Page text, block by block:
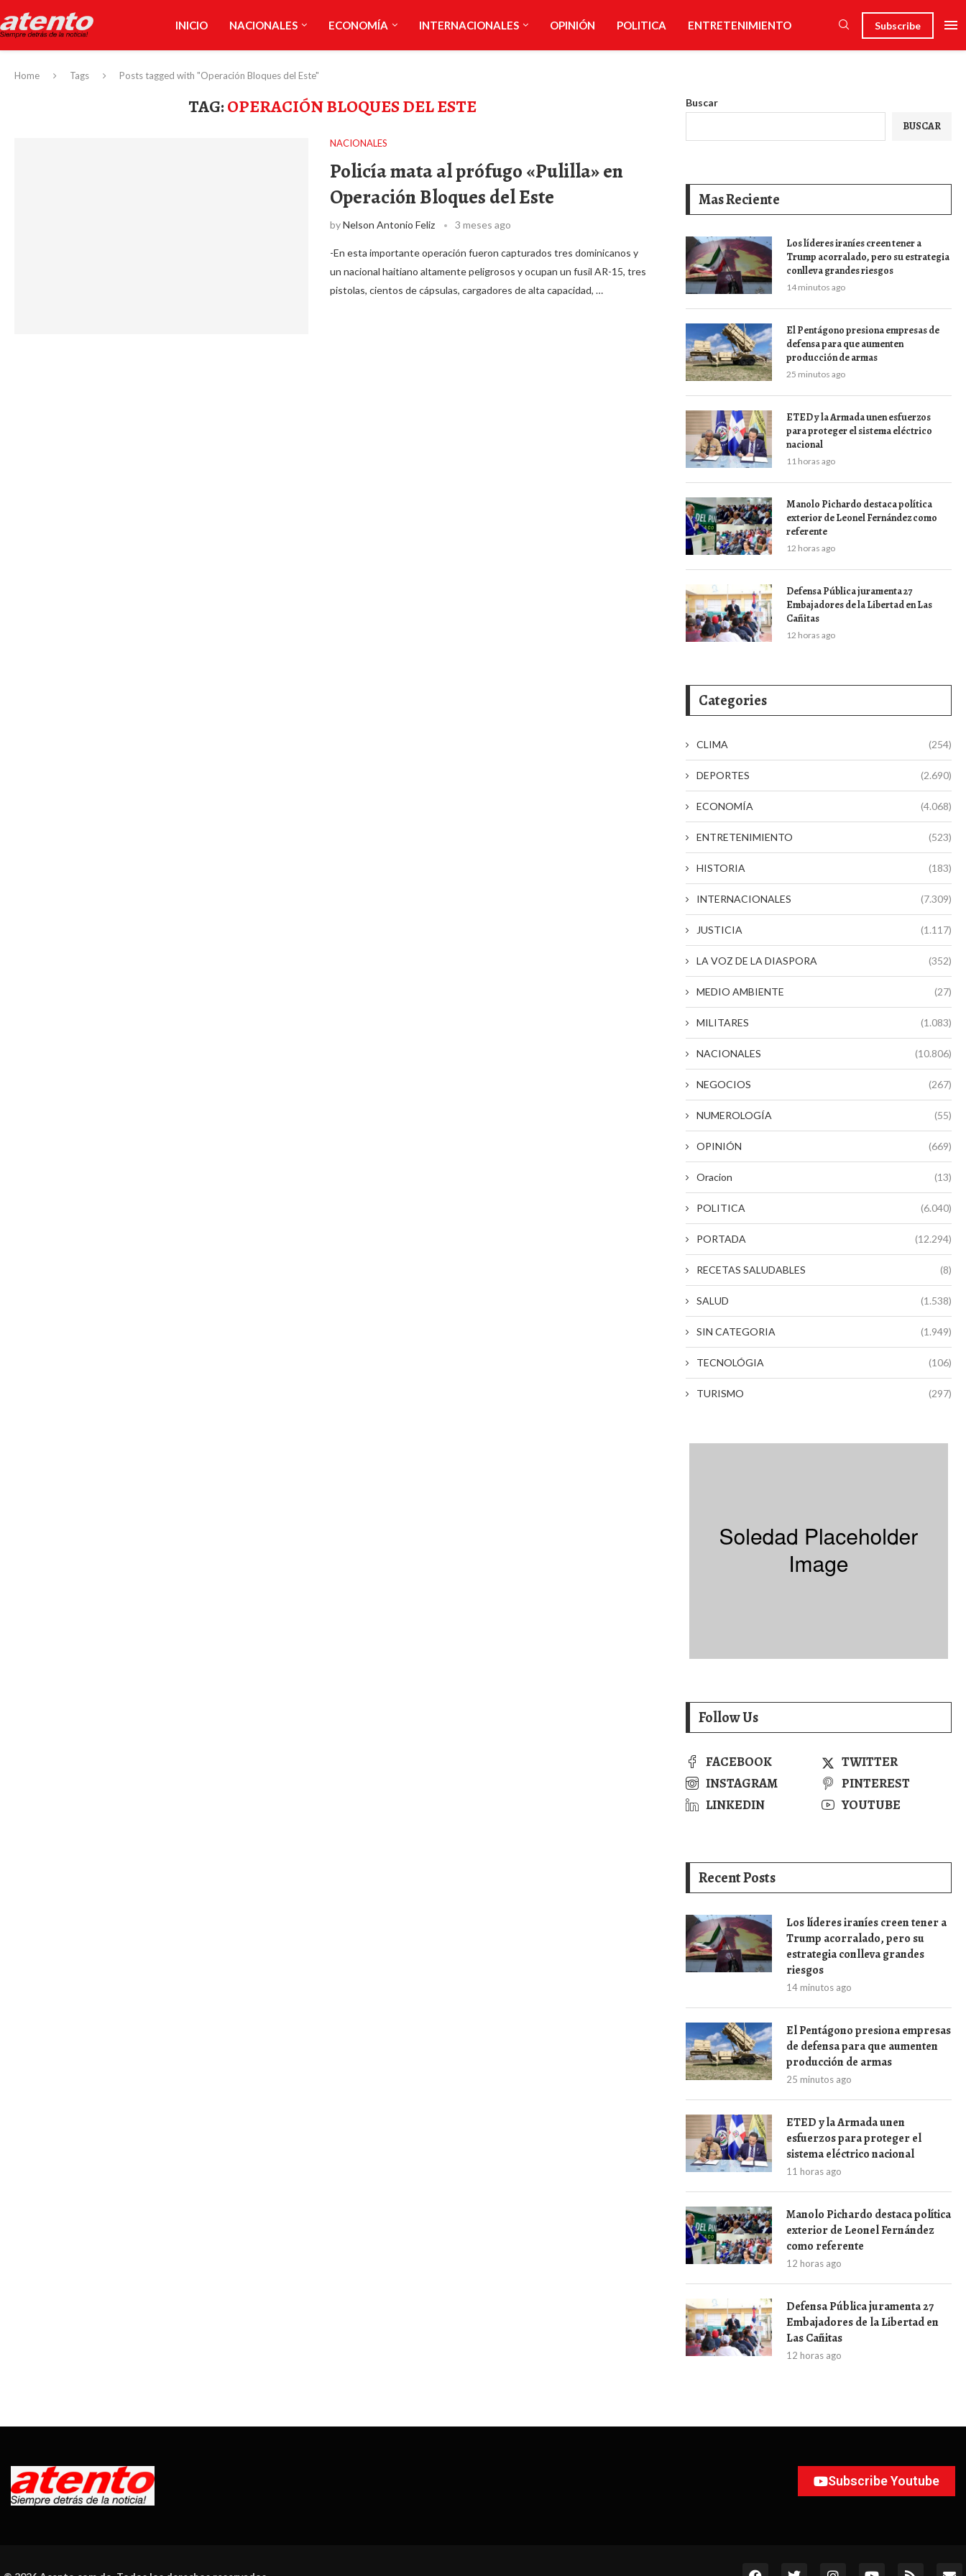
INICIO NACIONALES ECONOMÍA INTERNACIONALES OPINIÓN POLITICA ENTRETENIMIENTO Subscribe
Home Tags Posts tagged with "Operación Bloques del Este"
TAG:OPERACIÓN BLOQUES DEL ESTE
NACIONALES
Policía mata al prófugo «Pulilla» en
Operación Bloques del Este
byNelson Antonio Feliz 3 meses ago
-En esta importante operación fueron capturados tres dominicanos y
un nacional haitiano altamente peligrosos y ocupan un fusil AR-15, tres
pistolas, cientos de cápsulas, cargadores de alta capacidad, …
Buscar
BUSCAR
Mas Reciente
Los líderes iraníes creen tener a
Trump acorralado, pero su estrategia
conlleva grandes riesgos
14 minutos ago
El Pentágono presiona empresas de
defensa para que aumenten
producción de armas
25 minutos ago
ETED y la Armada unen esfuerzos
para proteger el sistema eléctrico
nacional
11 horas ago
Manolo Pichardo destaca política
exterior de Leonel Fernández como
referente
12 horas ago
Defensa Pública juramenta 27
Embajadores de la Libertad en Las
Cañitas
12 horas ago
Categories
CLIMA (254)
DEPORTES (2.690)
ECONOMÍA (4.068)
ENTRETENIMIENTO (523)
HISTORIA (183)
INTERNACIONALES (7.309)
JUSTICIA (1.117)
LA VOZ DE LA DIASPORA (352)
MEDIO AMBIENTE (27)
MILITARES (1.083)
NACIONALES (10.806)
NEGOCIOS (267)
NUMEROLOGÍA (55)
OPINIÓN (669)
Oracion (13)
POLITICA (6.040)
PORTADA (12.294)
RECETAS SALUDABLES (8)
SALUD (1.538)
SIN CATEGORIA (1.949)
TECNOLÓGIA (106)
TURISMO (297)
Follow Us
FACEBOOK
TWITTER
INSTAGRAM
PINTEREST
LINKEDIN
YOUTUBE
Recent Posts
Los líderes iraníes creen tener a
Trump acorralado, pero su
estrategia conlleva grandes
riesgos
14 minutos ago
El Pentágono presiona empresas
de defensa para que aumenten
producción de armas
25 minutos ago
ETED y la Armada unen
esfuerzos para proteger el
sistema eléctrico nacional
11 horas ago
Manolo Pichardo destaca política
exterior de Leonel Fernández
como referente
12 horas ago
Defensa Pública juramenta 27
Embajadores de la Libertad en
Las Cañitas
12 horas ago
Subscribe Youtube